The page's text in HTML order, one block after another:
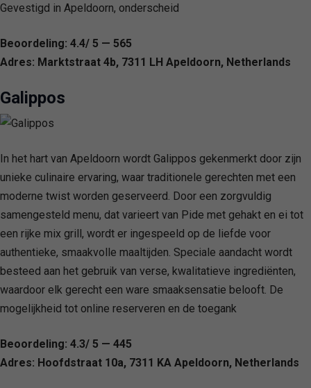
Gevestigd in Apeldoorn, onderscheid
Beoordeling: 4.4/ 5 — 565
Adres: Marktstraat 4b, 7311 LH Apeldoorn, Netherlands
Galippos
In het hart van Apeldoorn wordt Galippos gekenmerkt door zijn
unieke culinaire ervaring, waar traditionele gerechten met een
moderne twist worden geserveerd. Door een zorgvuldig
samengesteld menu, dat varieert van Pide met gehakt en ei tot
een rijke mix grill, wordt er ingespeeld op de liefde voor
authentieke, smaakvolle maaltijden. Speciale aandacht wordt
besteed aan het gebruik van verse, kwalitatieve ingrediënten,
waardoor elk gerecht een ware smaaksensatie belooft. De
mogelijkheid tot online reserveren en de toegank
Beoordeling: 4.3/ 5 — 445
Adres: Hoofdstraat 10a, 7311 KA Apeldoorn, Netherlands